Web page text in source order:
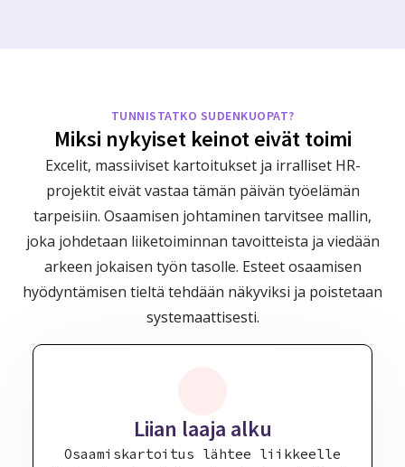
TUNNISTATKO SUDENKUOPAT?
Miksi nykyiset keinot eivät toimi
Excelit, massiiviset kartoitukset ja irralliset HR-
projektit eivät vastaa tämän päivän työelämän
tarpeisiin. Osaamisen johtaminen tarvitsee mallin,
joka johdetaan liiketoiminnan tavoitteista ja viedään
arkeen jokaisen työn tasolle. Esteet osaamisen
hyödyntämisen tieltä tehdään näkyviksi ja poistetaan
systemaattisesti.
Liian laaja alku
Osaamiskartoitus lähtee liikkeelle